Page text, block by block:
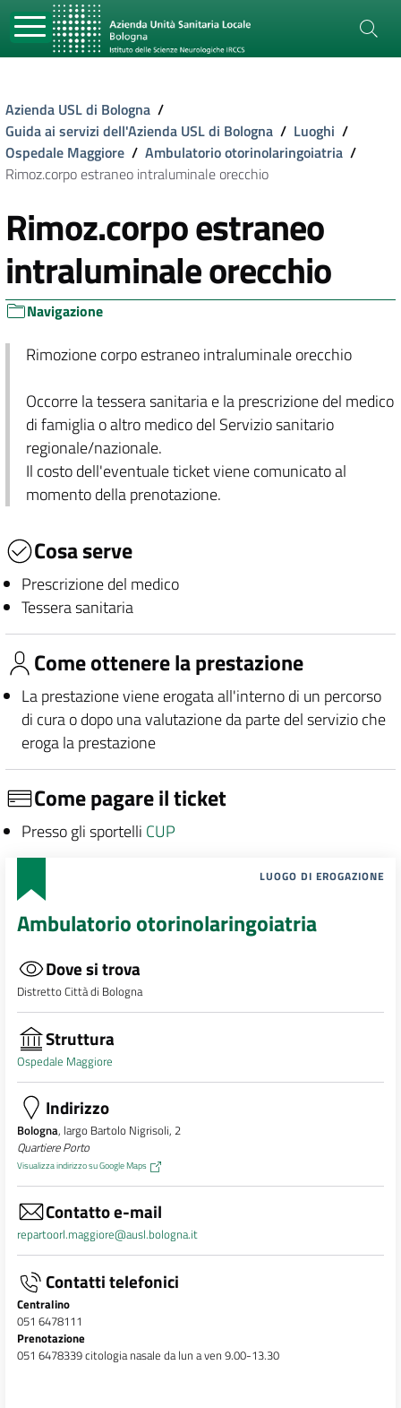
Azienda USL di Bologna /
Guida ai servizi dell'Azienda USL di Bologna / Luoghi /
Ospedale Maggiore / Ambulatorio otorinolaringoiatria /
Rimoz.corpo estraneo intraluminale orecchio
Rimoz.corpo estraneo
intraluminale orecchio
Navigazione
Rimozione corpo estraneo intraluminale orecchio
Occorre la tessera sanitaria e la prescrizione del medico
di famiglia o altro medico del Servizio sanitario
regionale/nazionale.
Il costo dell'eventuale ticket viene comunicato al
momento della prenotazione.
Cosa serve
Prescrizione del medico
Tessera sanitaria
Come ottenere la prestazione
La prestazione viene erogata all'interno di un percorso
di cura o dopo una valutazione da parte del servizio che
eroga la prestazione
Come pagare il ticket
Presso gli sportelli CUP
LUOGO DI EROGAZIONE
Ambulatorio otorinolaringoiatria
Dove si trova
Distretto Città di Bologna
Struttura
Ospedale Maggiore
Indirizzo
Bologna, largo Bartolo Nigrisoli, 2
Quartiere Porto
Visualizza indirizzo su Google Maps
Contatto e-mail
repartoorl.maggiore@ausl.bologna.it
Contatti telefonici
Centralino
051 6478111
Prenotazione
051 6478339 citologia nasale da lun a ven 9.00-13.30